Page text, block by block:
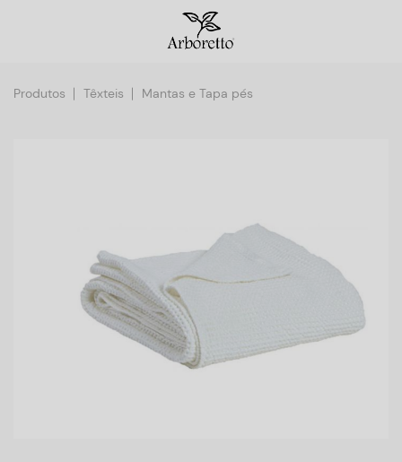
Produtos Têxteis Mantas e Tapa pés